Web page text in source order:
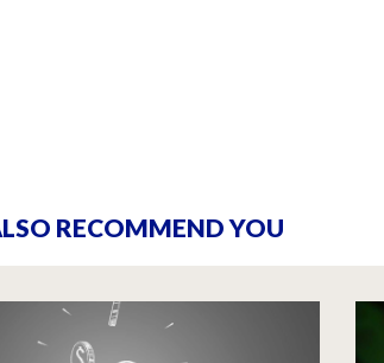
RECOMMEND YOU